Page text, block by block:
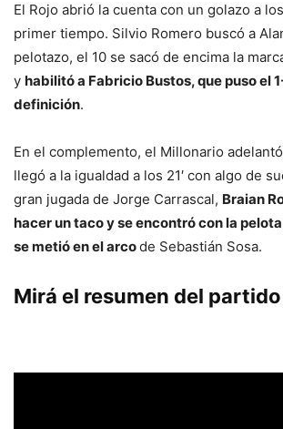
El Rojo abrió la cuenta con un golazo a
primer tiempo. Silvio Romero buscó a
pelotazo, el 10 se sacó de encima la
y habilitó a Fabricio Bustos, que puso el
definición.
En el complemento, el Millonario
llegó a la igualdad a los 21′ con algo de
gran jugada de Jorge Carrascal, Braian
hacer un taco y se encontró con la
se metió en el arcode Sebastián Sosa.
Mirá el resumen del partido